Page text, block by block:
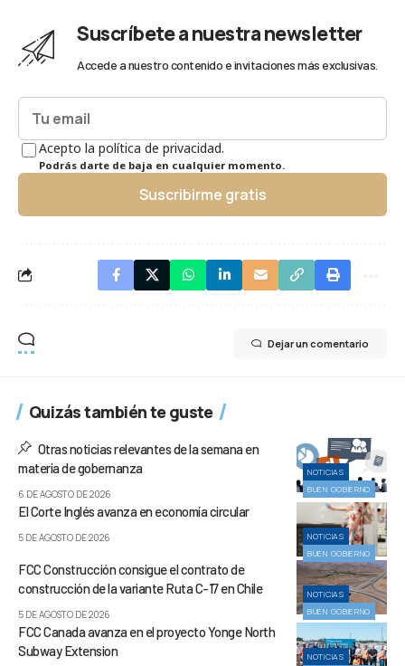
Suscríbete a nuestra newsletter
Accede a nuestro contenido e invitaciones más exclusivas.
Acepto la política de privacidad.
Podrás darte de baja en cualquier momento.
Suscribirme gratis
Dejar un comentario
Quizás también te guste
NOTICIAS
BUEN GOBIERNO
Otras noticias relevantes de la semana en
materia de gobernanza
6 DE AGOSTO DE 2026
NOTICIAS
BUEN GOBIERNO
El Corte Inglés avanza en economía circular
5 DE AGOSTO DE 2026
NOTICIAS
BUEN GOBIERNO
FCC Construcción consigue el contrato de
construcción de la variante Ruta C-17 en Chile
5 DE AGOSTO DE 2026
NOTICIAS
FCC Canada avanza en el proyecto Yonge North
Subway Extension